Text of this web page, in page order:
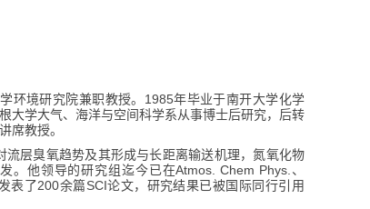
环境研究院兼职教授。 1985年毕业于南开大学化学
大学大气、海洋与空间科学系从事博士后研究，后转
席教授。
流层臭氧趋势及其形成与长距离输送机理，氮氧化物
。他领导的研究组迄今已在Atmos. Chem Phys. 、
表了200余篇 SCI论文，研究结果已被国际同行引用